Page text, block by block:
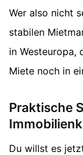
Wer also nicht
stabilen
in Westeuropa,
Miete noch in
Praktische
Du willst es